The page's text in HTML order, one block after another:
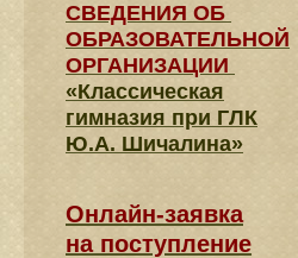
СВЕДЕНИЯ​ ОБ
ОБРАЗОВАТЕЛЬНОЙ
ОРГАНИЗАЦИИ
«Классическая
гимназия при ГЛК
Ю.А. Шичалина»
Онлайн-заявка
на поступление